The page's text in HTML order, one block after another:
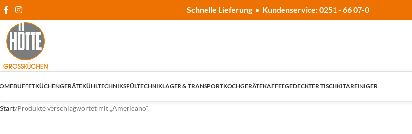
Schnelle Lieferung • Kundenservice: 0251 - 66 07-0
BUFFETKÜCHENGERÄTEKÜHLTECHNIKSPÜLTECHNIKLAGER & TRANSPORTKOCHGERÄTEKAFFEEGEDECKTER TISCHKITAREINIGER
Start Produkte verschlagwortet mit „Americano“